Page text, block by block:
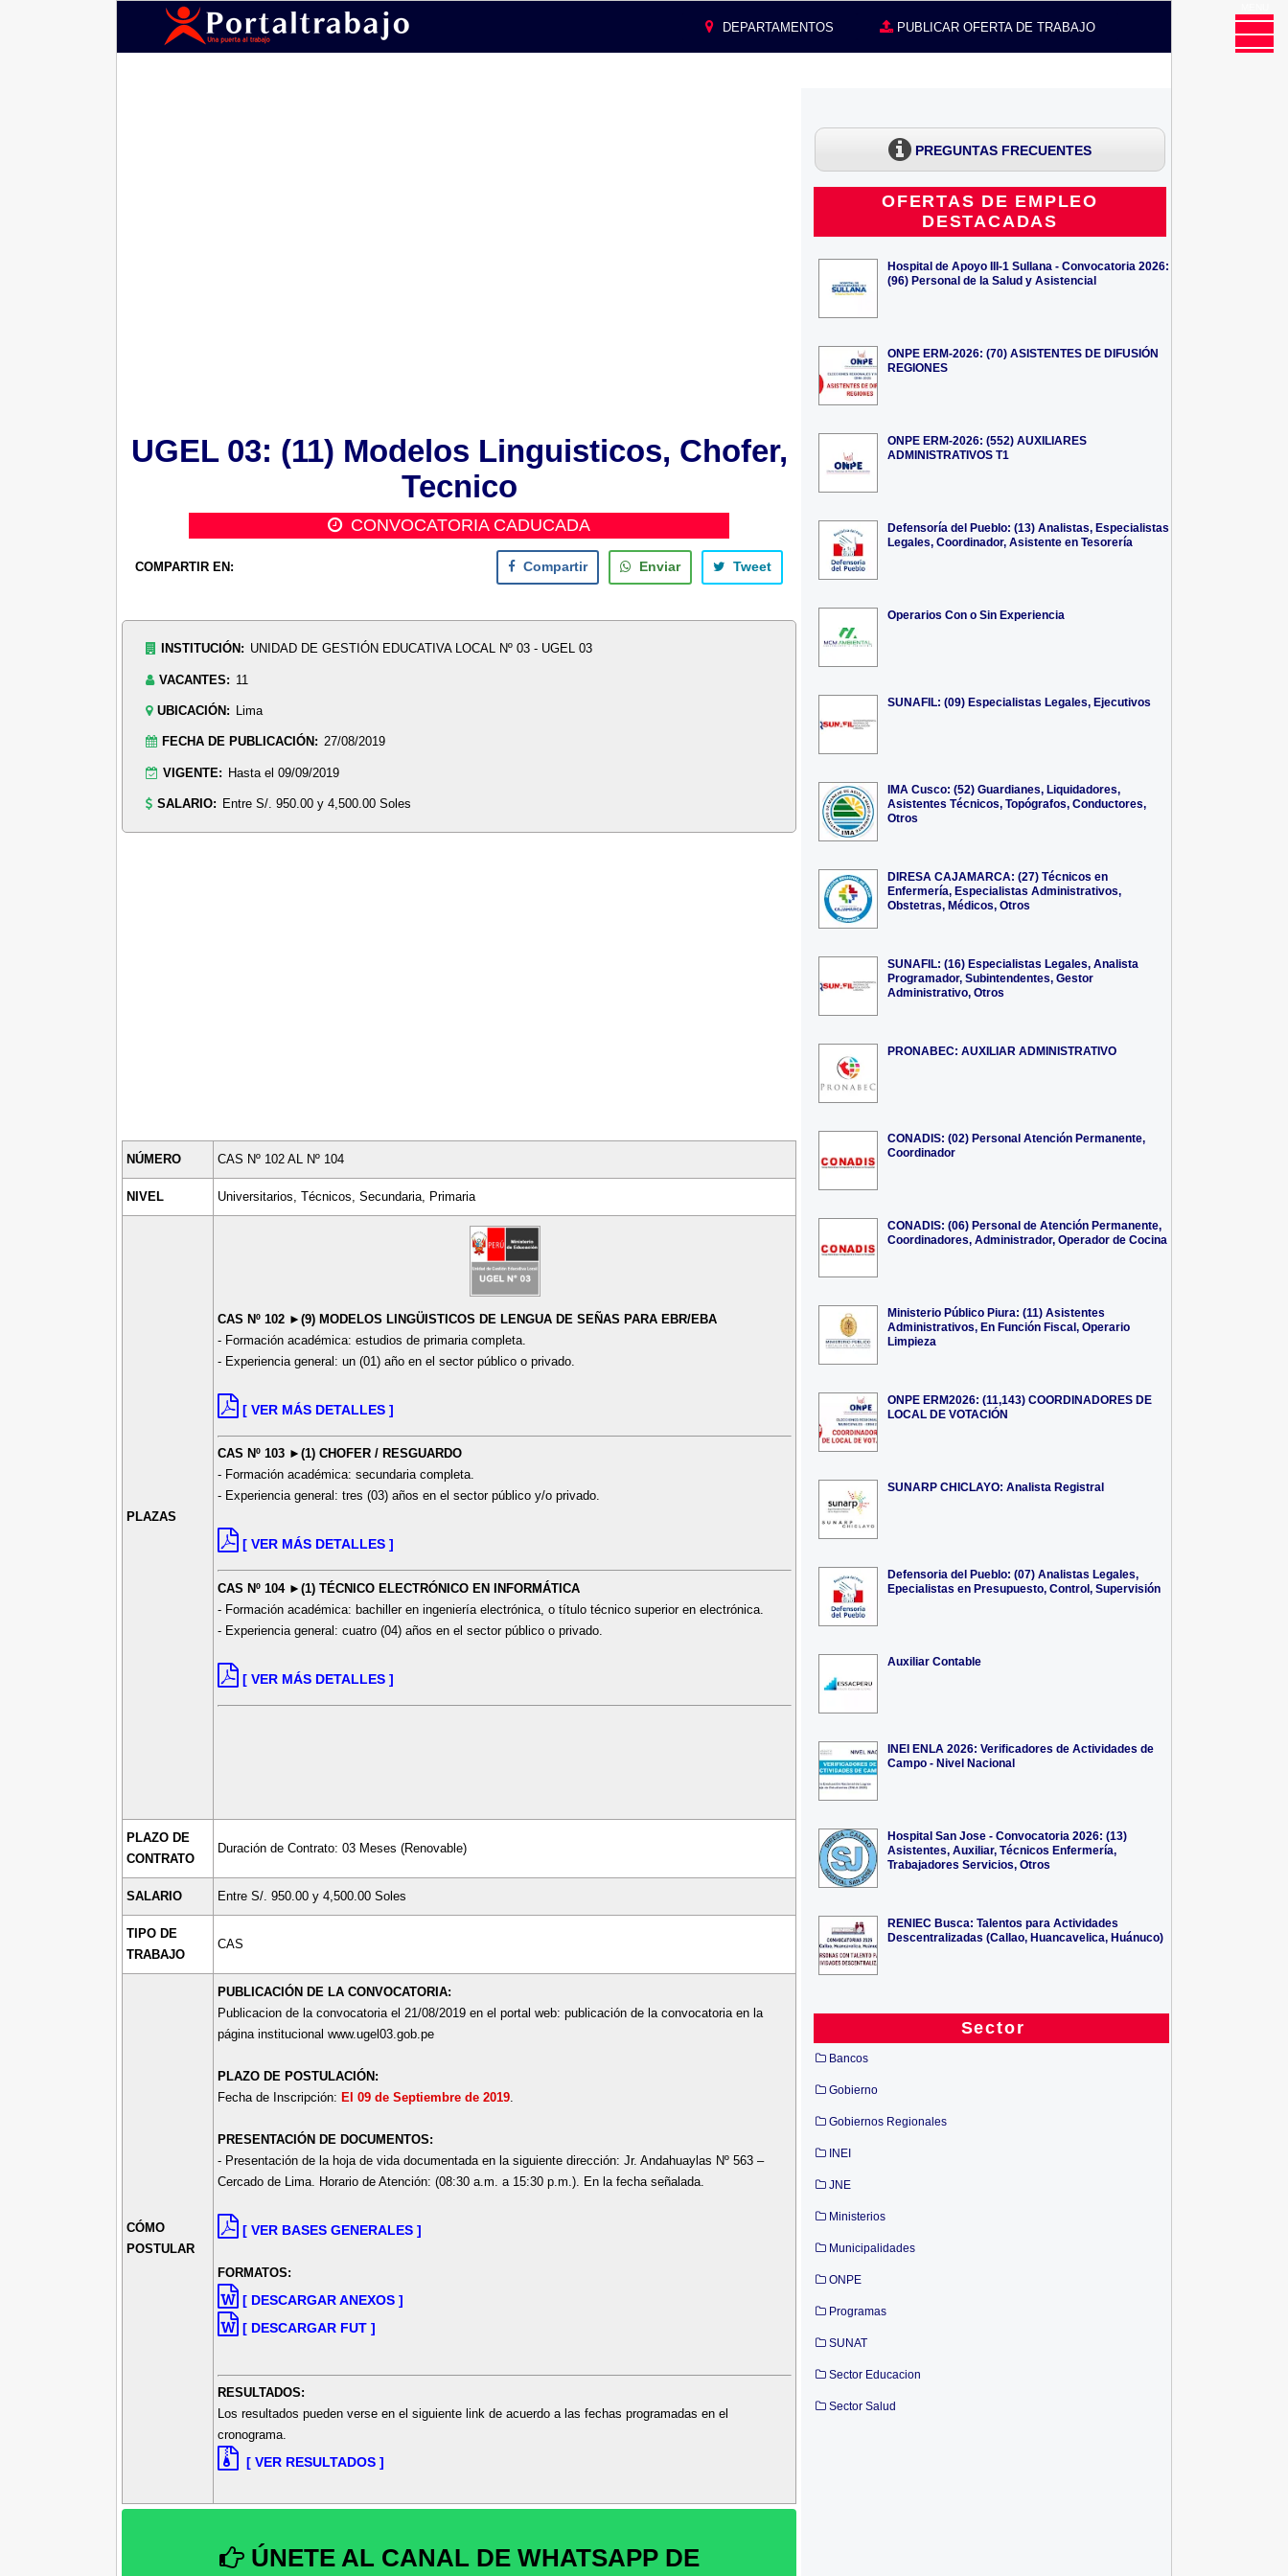
DEPARTAMENTOS PUBLICAR OFERTA DE TRABAJO
UGEL 03: (11) Modelos Linguisticos, Chofer,
Tecnico
CONVOCATORIA CADUCADA
COMPARTIR EN: Compartir Enviar Tweet
INSTITUCIÓN: UNIDAD DE GESTIÓN EDUCATIVA LOCAL Nº 03 - UGEL 03
VACANTES: 11
UBICACIÓN: Lima
FECHA DE PUBLICACIÓN: 27/08/2019
VIGENTE: Hasta el 09/09/2019
SALARIO: Entre S/. 950.00 y 4,500.00 Soles
NÚMERO CAS Nº 102 AL Nº 104
NIVEL Universitarios, Técnicos, Secundaria, Primaria
PLAZAS
CAS Nº 102 ►(9) MODELOS LINGÜISTICOS DE LENGUA DE SEÑAS PARA EBR/EBA
- Formación académica: estudios de primaria completa.
- Experiencia general: un (01) año en el sector público o privado.
[ VER MÁS DETALLES ]
CAS Nº 103 ►(1) CHOFER / RESGUARDO
- Formación académica: secundaria completa.
- Experiencia general: tres (03) años en el sector público y/o privado.
[ VER MÁS DETALLES ]
CAS Nº 104 ►(1) TÉCNICO ELECTRÓNICO EN INFORMÁTICA
- Formación académica: bachiller en ingeniería electrónica, o título técnico superior en electrónica.
- Experiencia general: cuatro (04) años en el sector público o privado.
[ VER MÁS DETALLES ]
PLAZO DE
CONTRATO
Duración de Contrato: 03 Meses (Renovable)
SALARIO Entre S/. 950.00 y 4,500.00 Soles
TIPO DE
TRABAJO
CAS
CÓMO
POSTULAR
PUBLICACIÓN DE LA CONVOCATORIA:
Publicacion de la convocatoria el 21/08/2019 en el portal web: publicación de la convocatoria en la
página institucional www.ugel03.gob.pe
PLAZO DE POSTULACIÓN:
Fecha de Inscripción: El 09 de Septiembre de 2019
PRESENTACIÓN DE DOCUMENTOS:
- Presentación de la hoja de vida documentada en la siguiente dirección: Jr. Andahuaylas Nº 563 –
Cercado de Lima. Horario de Atención: (08:30 a.m. a 15:30 p.m.). En la fecha señalada.
[ VER BASES GENERALES ]
FORMATOS:
[ DESCARGAR ANEXOS ]
[ DESCARGAR FUT ]
RESULTADOS:
Los resultados pueden verse en el siguiente link de acuerdo a las fechas programadas en el
cronograma.
[ VER RESULTADOS ]
ÚNETE AL CANAL DE WHATSAPP DE
PREGUNTAS FRECUENTES
OFERTAS DE EMPLEO
DESTACADAS
Hospital de Apoyo III-1 Sullana - Convocatoria 2026:
(96) Personal de la Salud y Asistencial
ONPE ERM-2026: (70) ASISTENTES DE DIFUSIÓN
REGIONES
ONPE ERM-2026: (552) AUXILIARES
ADMINISTRATIVOS T1
Defensoría del Pueblo: (13) Analistas, Especialistas
Legales, Coordinador, Asistente en Tesorería
Operarios Con o Sin Experiencia
SUNAFIL: (09) Especialistas Legales, Ejecutivos
IMA Cusco: (52) Guardianes, Liquidadores,
Asistentes Técnicos, Topógrafos, Conductores,
Otros
DIRESA CAJAMARCA: (27) Técnicos en
Enfermería, Especialistas Administrativos,
Obstetras, Médicos, Otros
SUNAFIL: (16) Especialistas Legales, Analista
Programador, Subintendentes, Gestor
Administrativo, Otros
PRONABEC: AUXILIAR ADMINISTRATIVO
CONADIS: (02) Personal Atención Permanente,
Coordinador
CONADIS: (06) Personal de Atención Permanente,
Coordinadores, Administrador, Operador de Cocina
Ministerio Público Piura: (11) Asistentes
Administrativos, En Función Fiscal, Operario
Limpieza
ONPE ERM2026: (11,143) COORDINADORES DE
LOCAL DE VOTACIÓN
SUNARP CHICLAYO: Analista Registral
Defensoria del Pueblo: (07) Analistas Legales,
Epecialistas en Presupuesto, Control, Supervisión
Auxiliar Contable
INEI ENLA 2026: Verificadores de Actividades de
Campo - Nivel Nacional
Hospital San Jose - Convocatoria 2026: (13)
Asistentes, Auxiliar, Técnicos Enfermería,
Trabajadores Servicios, Otros
RENIEC Busca: Talentos para Actividades
Descentralizadas (Callao, Huancavelica, Huánuco)
Sector
Bancos
Gobierno
Gobiernos Regionales
INEI
JNE
Ministerios
Municipalidades
ONPE
Programas
SUNAT
Sector Educacion
Sector Salud